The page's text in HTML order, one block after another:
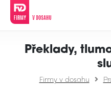
Překlady,
Firmy v dosahu